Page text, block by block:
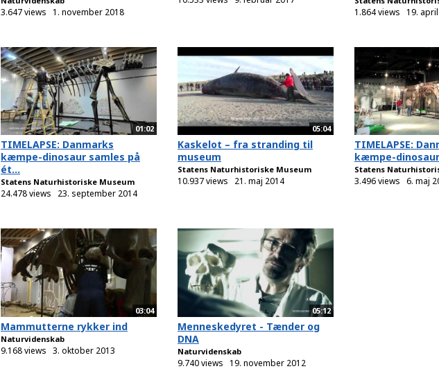
3.647 views 1. november 2018 1.864 views 19.
01:02
TIMELAPSE: Danmarks
kæmpe-dinosaur samles på
ét...
Statens Naturhistoriske Museum
24.478 views 23. september 2014
05:04
Kaskelot – fra stranding til
museum
Statens Naturhistoriske Museum
10.937 views 21. maj 2014
TIMELAPSE:
kæmpe-
Statens
3.496 views 6. maj
03:04
Mammutterne rykker ind
Naturvidenskab
9.168 views 3. oktober 2013
05:12
Menneskedyret - Tænder og
DNA
Naturvidenskab
9.740 views 19. november 2012